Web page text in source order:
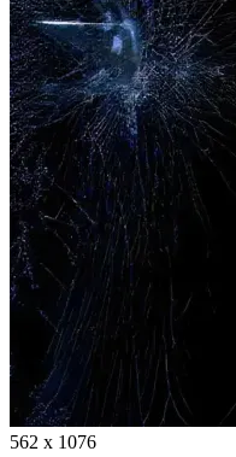
562 x 1076